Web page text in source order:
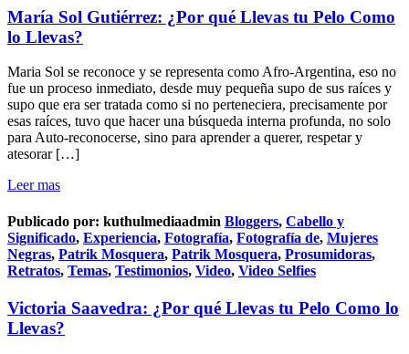
María Sol Gutiérrez: ¿Por qué Llevas tu Pelo Como
lo Llevas?
Maria Sol se reconoce y se representa como Afro-Argentina, eso no
fue un proceso inmediato, desde muy pequeña supo de sus raíces y
supo que era ser tratada como si no perteneciera, precisamente por
esas raíces, tuvo que hacer una búsqueda interna profunda, no solo
para Auto-reconocerse, sino para aprender a querer, respetar y
atesorar […]
Leer mas
Publicado por: kuthulmediaadmin Bloggers, Cabello y
Significado, Experiencia, Fotografía, Fotografía de, Mujeres
Negras, Patrik Mosquera, Patrik Mosquera, Prosumidoras,
Retratos, Temas, Testimonios, Video, Video Selfies
Victoria Saavedra: ¿Por qué Llevas tu Pelo Como lo
Llevas?